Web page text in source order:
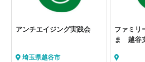
アンチエイジング実践会
埼玉県越谷市
ファミリ
ま 越谷